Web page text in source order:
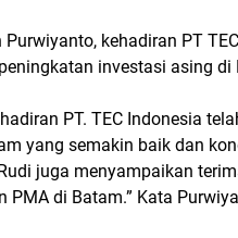
kehadiran PT
investasi asing di
PT. TEC Indonesia
yang semakin baik dan
juga menyampaikan
PMA di Batam.” Kata